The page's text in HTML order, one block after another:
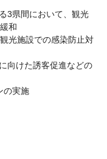
3県間において、観光
和
光施設での感染防止対
向けた誘客促進などの
の実施